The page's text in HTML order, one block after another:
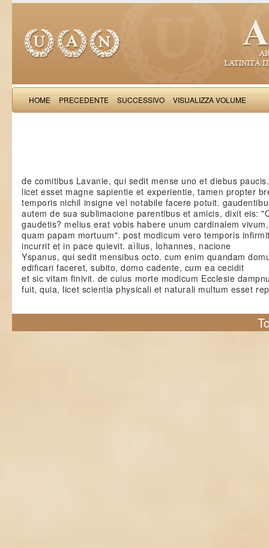
HOME PRECEDENTE SUCCESSIVO VISUALIZZA VOLUME
de comitibus Lavanie, qui sedit mense uno et diebus
licet esset magne sapientie et experientie, tamen propter
temporis nichil insigne vel notabile facere potuit.
autem de sua sublimacione parentibus et amicis, dixit eis:
gaudetis? melius erat vobis habere unum cardinalem vivum,
quam papam mortuum". post modicum vero temporis
incurrit et in pace quievit. aìlius, Iohannes, nacione
Yspanus, qui sedit mensibus octo. cum enim quandam
edificari faceret, subito, domo cadente, cum ea cecidit
et sic vitam finivit. de cuius morte modicum Ecclesie
fuit, quia, licet scientia physicali et naturali multum esset